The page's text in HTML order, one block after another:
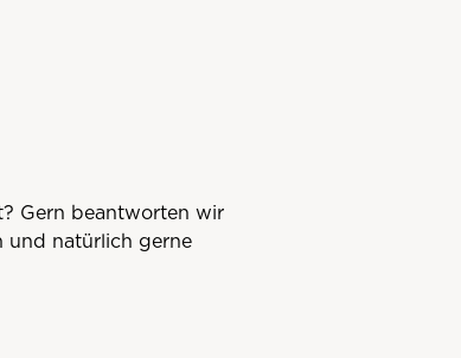
Gern beantworten wir
und natürlich gerne